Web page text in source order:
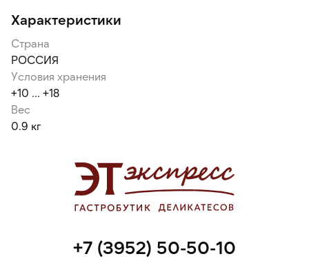
Характеристики
Страна
РОССИЯ
Условия хранения
+10 ... +18
Вес
0.9 кг
+7 (3952) 50-50-10